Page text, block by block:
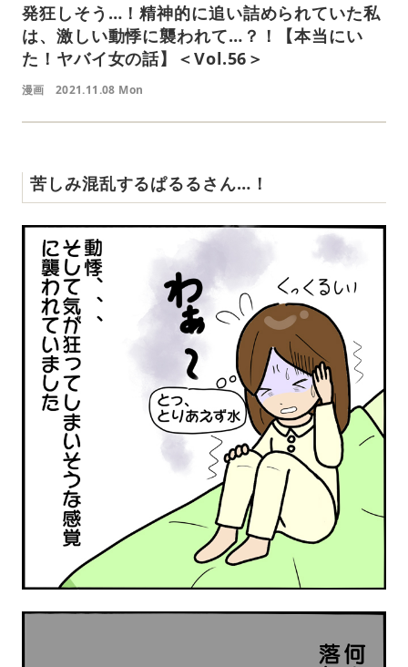
発狂しそう…！精神的に追い詰められていた私
は、激しい動悸に襲われて…？！【本当にい
た！ヤバイ女の話】＜Vol.56＞
漫画 2021.11.08 Mon
苦しみ混乱するぱるるさん…！